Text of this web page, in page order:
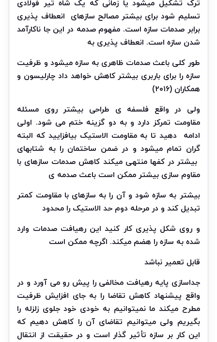
ترک تشکیل میشود یا زمانی که یک شاه تیر فولادی
تسلیم شود برای بیشتر مصالح سازهای
انعطاف پذیری
برابر صدمات سازه است. مفهوم صدمه در این جا ناکارآمد
شدن سازه است. انعطاف پذیری به
طور کلی باعث صدمات ظاهری به سازه میشود و ظرفیت
سازه را برای باربری بیشتر کاهش خواهد داد چارلیسون و
همکاران (۲۰۱۶)
ولی در واقع فلسفه ی طراحی بیشتر روی مسئله
مقاومت تمرکز دارد و به دو گزینه ختم می شود. اولی
ادامه
دهید تا به مقاومت الاستیک بیافزایید که البته
گران تمام میشود و در ضمن ساختمان را به شتابهای
بیشتر در کفها منتهی میکند کاهش صدمات سازهای با
مقاوم سازی بیشتر ممکن است باعث صدمه ی
بیشتر به سازه شود و آن را به سازهای با مقاومت کمتر
تبدیل کند و در مرحله دوم حد الاستیک را محدود
و روی شکل پذیری کار کنید این رهیافت صدمات وارد
شده به سازه را هضم میکند. اگرچه ممکن است
قابل تعمیر نباشد
جداسازی پایه رهیافت مخالفی را پیش رو می آورد و در
واقع پیشنهاد کاهش تقاضا را به جای افزایش ظرفیت
مطرح میکند ما نمیتوانیم به خودی خود جلوی زلزله را
بگیریم ولی میتوانیم تقاضای آن را کاهش دهیم که
این کار بر سازه تأثیر گذار است و در حقیقت از انتقال